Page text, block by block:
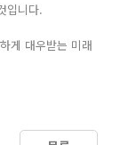
입니다.
게 대우받는 미래